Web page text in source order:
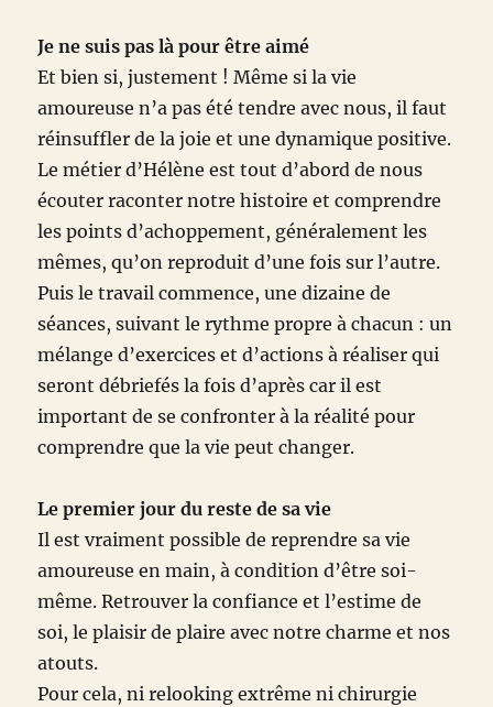
Je ne suis pas là pour être aimé
Et bien si, justement ! Même si la vie
amoureuse n’a pas été tendre avec nous, il faut
réinsuffler de la joie et une dynamique positive.
Le métier d’Hélène est tout d’abord de nous
écouter raconter notre histoire et comprendre
les points d’achoppement, généralement les
mêmes, qu’on reproduit d’une fois sur l’autre.
Puis le travail commence, une dizaine de
séances, suivant le rythme propre à chacun : un
mélange d’exercices et d’actions à réaliser qui
seront débriefés la fois d’après car il est
important de se confronter à la réalité pour
comprendre que la vie peut changer.
Le premier jour du reste de sa vie
Il est vraiment possible de reprendre sa vie
amoureuse en main, à condition d’être soi-
même. Retrouver la confiance et l’estime de
soi, le plaisir de plaire avec notre charme et nos
atouts.
Pour cela, ni relooking extrême ni chirurgie